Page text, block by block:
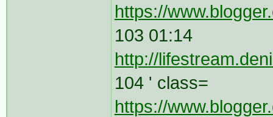
https://
103 01:14
http://
104 ' class=
https://